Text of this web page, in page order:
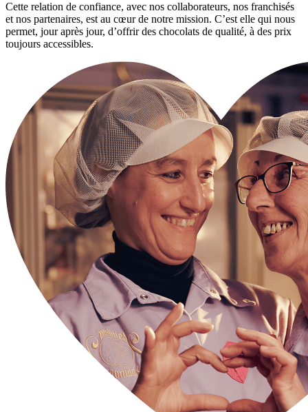
Cette relation de confiance, avec nos collaborateurs, nos franchisés
et nos partenaires, est au cœur de notre mission. C’est elle qui nous
permet, jour après jour, d’offrir des chocolats de qualité, à des prix
toujours accessibles.